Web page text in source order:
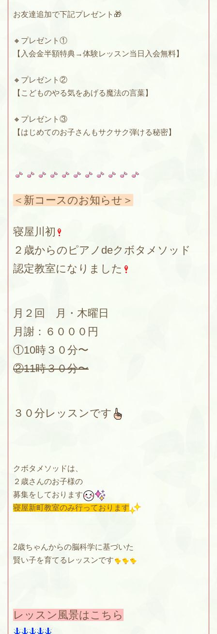
お友達追加で下記プレゼント🎁
🔸プレゼント①
【入会金半額特典→体験レッスン当日入会無料】
🔸プレゼント②
【こどものやる気をあげる魔法の言葉】
🔸プレゼント③
【はじめてのお子さんもサクサク弾ける秘密】
＜新コースのお知らせ＞
寝屋川初
２歳からのピアノdeクボタメソッド
認定教室になりました
月２回 月・木曜日
月謝：６０００円
①10時３０分〜
②11時３０分〜
３０分レッスンです
クボタメソッドは、
２歳さんのお子様の
募集をしております
寝屋新町教室のみ行っております
2歳ちゃんからの脳科学に基づいた
賢い子を育てるレッスンです
レッスン風景はこちら